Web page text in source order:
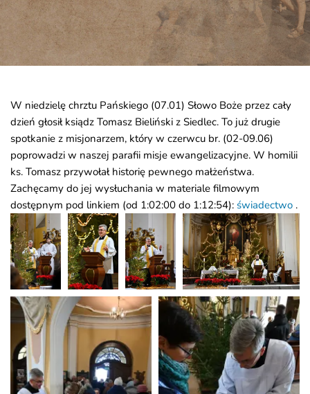
W niedzielę chrztu Pańskiego (07.01) Słowo Boże przez cały
dzień głosił ksiądz Tomasz Bieliński z Siedlec. To już drugie
spotkanie z misjonarzem, który w czerwcu br. (02-09.06)
poprowadzi w naszej parafii misje ewangelizacyjne. W homilii
ks. Tomasz przywołał historię pewnego małżeństwa.
Zachęcamy do jej wysłuchania w materiale filmowym
dostępnym pod linkiem (od 1:02:00 do 1:12:54): świadectwo .